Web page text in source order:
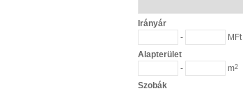
Irányár
-
MFt
Alapterület
-
m2
Szobák